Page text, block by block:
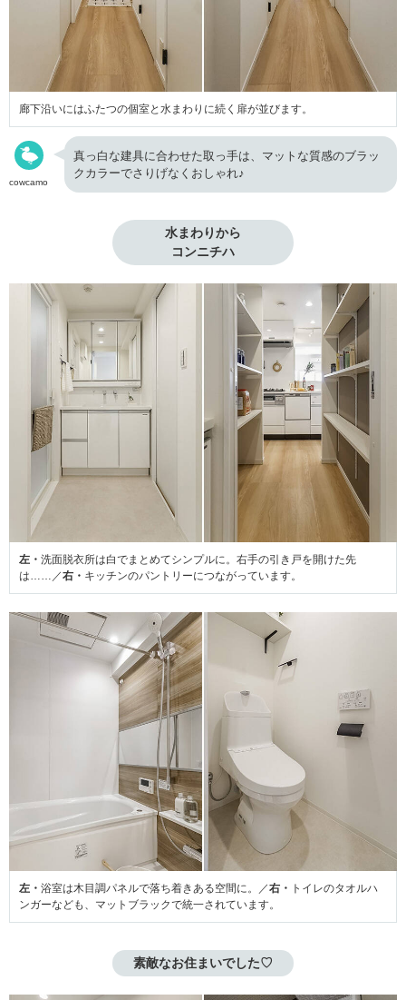
廊下沿いにはふたつの個室と水まわりに続く扉が並びます。
cowcamo
真っ白な建具に合わせた取っ手は、マットな質感のブラッ
クカラーでさりげなくおしゃれ♪
水まわりから
コンニチハ
左・ 洗面脱衣所は白でまとめてシンプルに。右手の引き戸を開けた先
は……／右・ キッチンのパントリーにつながっています。
左・ 浴室は木目調パネルで落ち着きある空間に。／右・ トイレのタオルハ
ンガーなども、マットブラックで統一されています。
素敵なお住まいでした♡